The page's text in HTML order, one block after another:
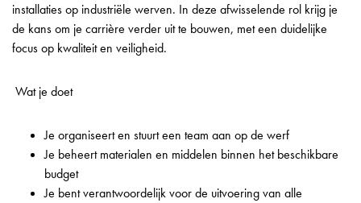
installaties op industriële werven. In deze afwisselende rol krijg je
de kans om je carrière verder uit te bouwen, met een duidelijke
focus op kwaliteit en veiligheid.
Wat je doet
Je organiseert en stuurt een team aan op de werf
Je beheert materialen en middelen binnen het beschikbare
budget
Je bent verantwoordelijk voor de uitvoering van alle